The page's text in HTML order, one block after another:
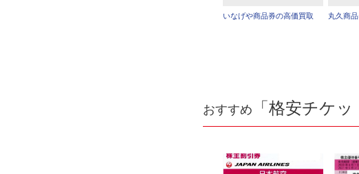
いなげや商品券の高価買取 丸久商
おすすめ 「格安チケッ